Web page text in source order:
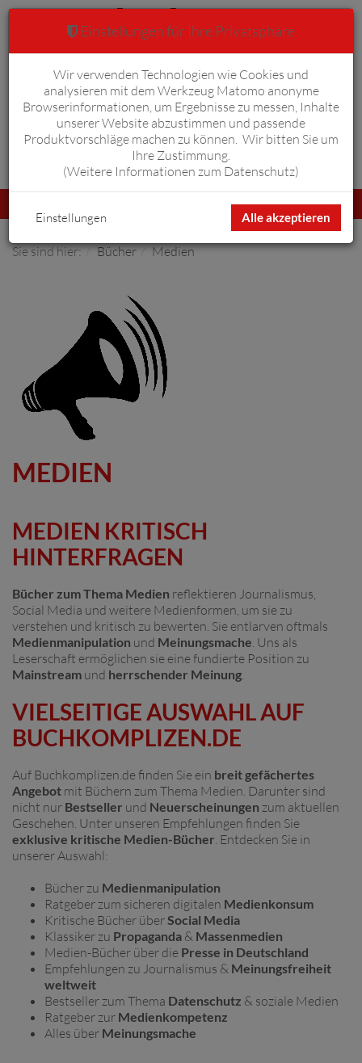
Anmelden Warenkorb 0
umschalten
Sie sind hier: Bücher Medien
MEDIEN
MEDIEN KRITISCH
HINTERFRAGEN
Bücher zum Thema Medien reflektieren Journalismus,
Social Media und weitere Medienformen, um sie zu
verstehen und kritisch zu bewerten. Sie entlarven oftmals
Medienmanipulation und Meinungsmache . Uns als
Leserschaft ermöglichen sie eine fundierte Position zu
Mainstream und herrschender Meinung
VIELSEITIGE AUSWAHL AUF
BUCHKOMPLIZEN.DE
Auf Buchkomplizen.de finden Sie ein breit gefächertes
Angebot mit Büchern zum Thema Medien. Darunter sind
nicht nur Bestseller und Neuerscheinungen zum aktuellen
Geschehen. Unter unseren Empfehlungen finden Sie
exklusive kritische Medien-Bücher . Entdecken Sie in
unserer Auswahl:
Bücher zu Medienmanipulation
Ratgeber zum sicheren digitalen Medienkonsum
Kritische Bücher überSocial Media
Klassiker zu Propaganda & Massenmedien
Medien-Bücher über die Presse in Deutschland
Empfehlungen zu Journalismus & Meinungsfreiheit
weltweit
Bestseller zum Thema Datenschutz & soziale Medien
Ratgeber zur Medienkompetenz
Alles über Meinungsmache
Einstellungen für Ihre Privatsphäre
Wir verwenden Technologien wie Cookies und
analysieren mit dem Werkzeug Matomo anonyme
Browserinformationen, um Ergebnisse zu messen, Inhalte
unserer Website abzustimmen und passende
Produktvorschläge machen zu können. Wir bitten Sie um
Ihre Zustimmung.
(Weitere Informationen zum Datenschutz)
Alle akzeptieren
Einstellungen